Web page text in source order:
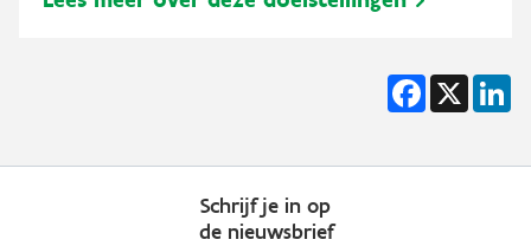
Facebook
X
Schrijf je in op
de nieuwsbrief